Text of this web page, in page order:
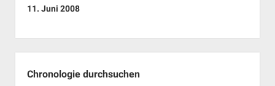
11. Juni 2008
Chronologie durchsuchen